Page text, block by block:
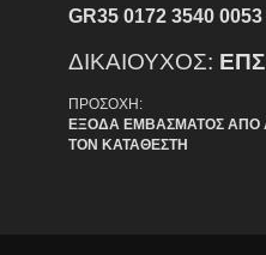
GR35 0172 3540
ΔΙΚΑΙΟΥΧΟΣ:
ΠΡΟΣΟΧΗ:
ΕΞΟΔΑ ΕΜΒΑΣΜΑΤΟΣ ΑΠΟ
ΤΟΝ ΚΑΤΑΘΕΣΤΗ